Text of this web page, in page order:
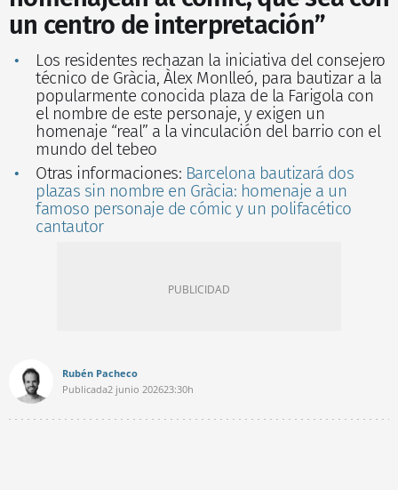
un centro de interpretación”
Los residentes rechazan la iniciativa del consejero
técnico de Gràcia, Àlex Monlleó, para bautizar a la
popularmente conocida plaza de la Farigola con
el nombre de este personaje, y exigen un
homenaje “real” a la vinculación del barrio con el
mundo del tebeo
Otras informaciones: Barcelona bautizará dos
plazas sin nombre en Gràcia: homenaje a un
famoso personaje de cómic y un polifacético
cantautor
Rubén Pacheco
Publicada2 junio 202623:30h